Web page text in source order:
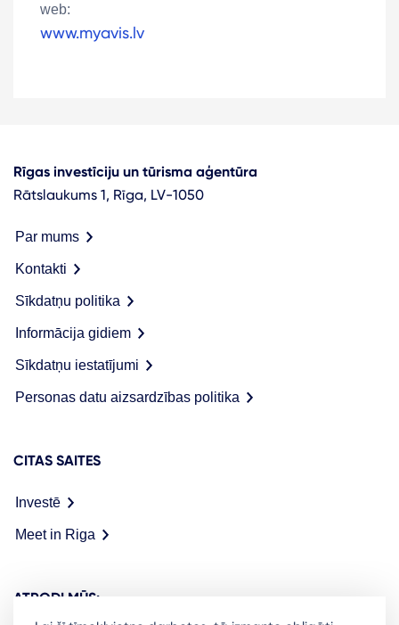
web:
www.myavis.lv
Rīgas investīciju un tūrisma aģentūra
Rātslaukums 1, Rīga, LV-1050
Par mums
Kontakti
Sīkdatņu politika
Informācija gidiem
Sīkdatņu iestatījumi
Personas datu aizsardzības politika
CITAS SAITES
Investē
Meet in Riga
ATRODI MŪS: